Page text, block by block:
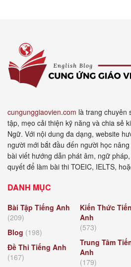
cungunggiaovien.com là trang chuyên
tập, mẹo cải thiện kỹ năng và chia sẻ
Ngữ. Với nội dung đa dạng, website
người mới bắt đầu đến người học
bài viết hướng dẫn phát âm, ngữ
quyết để làm bài thi TOEIC, IELTS,
DANH MỤC
Bài Tập Tiếng Anh
(209)
Blog (198)
Đề Thi Tiếng Anh
(167)
Kiến Thức
Anh
(573)
Trung Tâm
Anh
(179)